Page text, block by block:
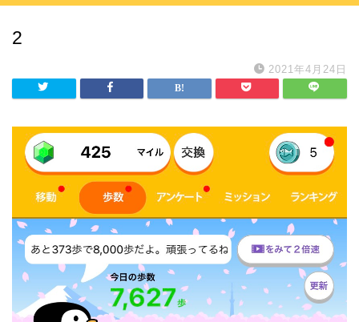
2
2021年4月24日